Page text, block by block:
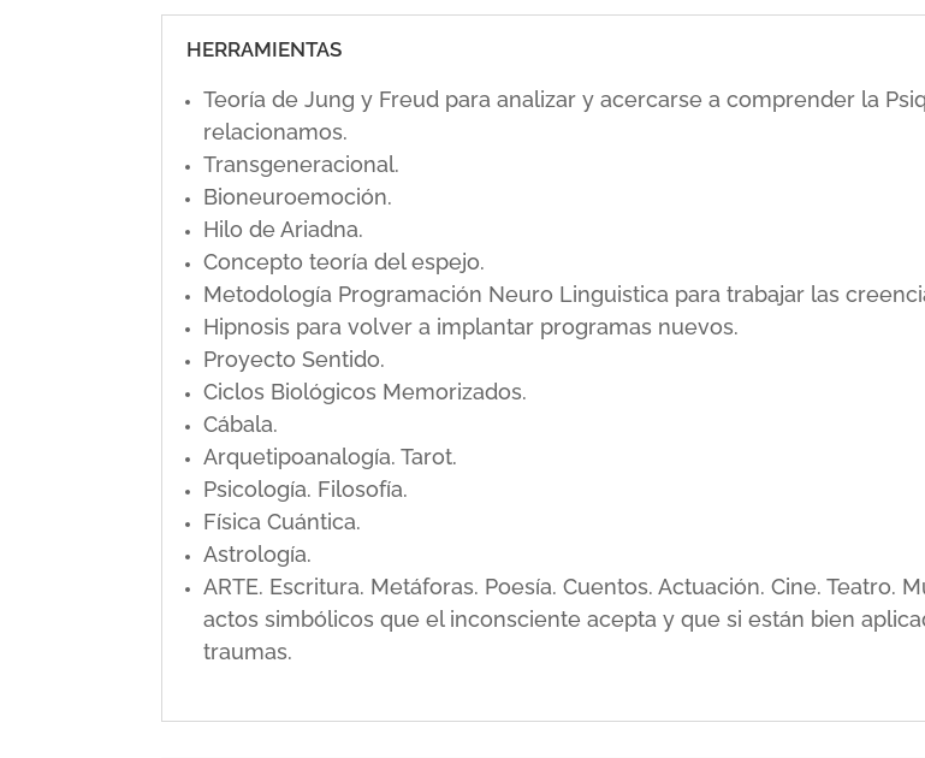
HERRAMIENTAS
Teoría de Jung y Freud para analizar y acercarse a comprender la
relacionamos.
Transgeneracional.
Bioneuroemoción.
Hilo de Ariadna.
Concepto teoría del espejo.
Metodología Programación Neuro Linguistica para trabajar las
Hipnosis para volver a implantar programas nuevos.
Proyecto Sentido.
Ciclos Biológicos Memorizados.
Cábala.
Arquetipoanalogía. Tarot.
Psicología. Filosofía.
Física Cuántica.
Astrología.
ARTE. Escritura. Metáforas. Poesía. Cuentos. Actuación. Cine. Teatro.
actos simbólicos que el inconsciente acepta y que si están bien
traumas.